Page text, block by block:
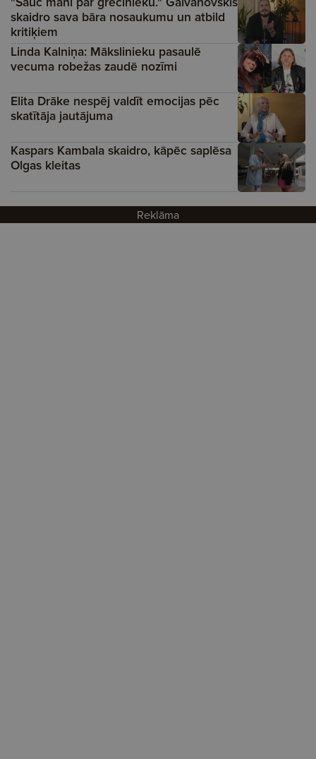
skaidro sava bāra nosaukumu un atbild
kritiķiem
Linda Kalniņa: Mākslinieku pasaulē
vecuma robežas zaudē nozīmi
Elita Drāke nespēj valdīt emocijas pēc
skatītāja jautājuma
Kaspars Kambala skaidro, kāpēc saplēsa
Olgas kleitas
Reklāma